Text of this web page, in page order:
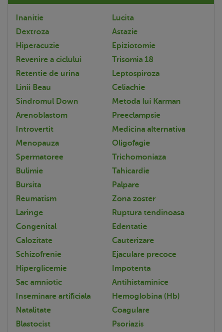
Inanitie
Lucita
Dextroza
Astazie
Hiperacuzie
Epiziotomie
Revenire a ciclului
Trisomia 18
Retentie de urina
Leptospiroza
Linii Beau
Celiachie
Sindromul Down
Metoda lui Karman
Arenoblastom
Preeclampsie
Introvertit
Medicina alternativa
Menopauza
Oligofagie
Spermatoree
Trichomoniaza
Bulimie
Tahicardie
Bursita
Palpare
Reumatism
Zona zoster
Laringe
Ruptura tendinoasa
Congenital
Edentatie
Calozitate
Cauterizare
Schizofrenie
Ejaculare precoce
Hiperglicemie
Impotenta
Sac amniotic
Antihistaminice
Inseminare artificiala
Hemoglobina (Hb)
Natalitate
Coagulare
Blastocist
Psoriazis